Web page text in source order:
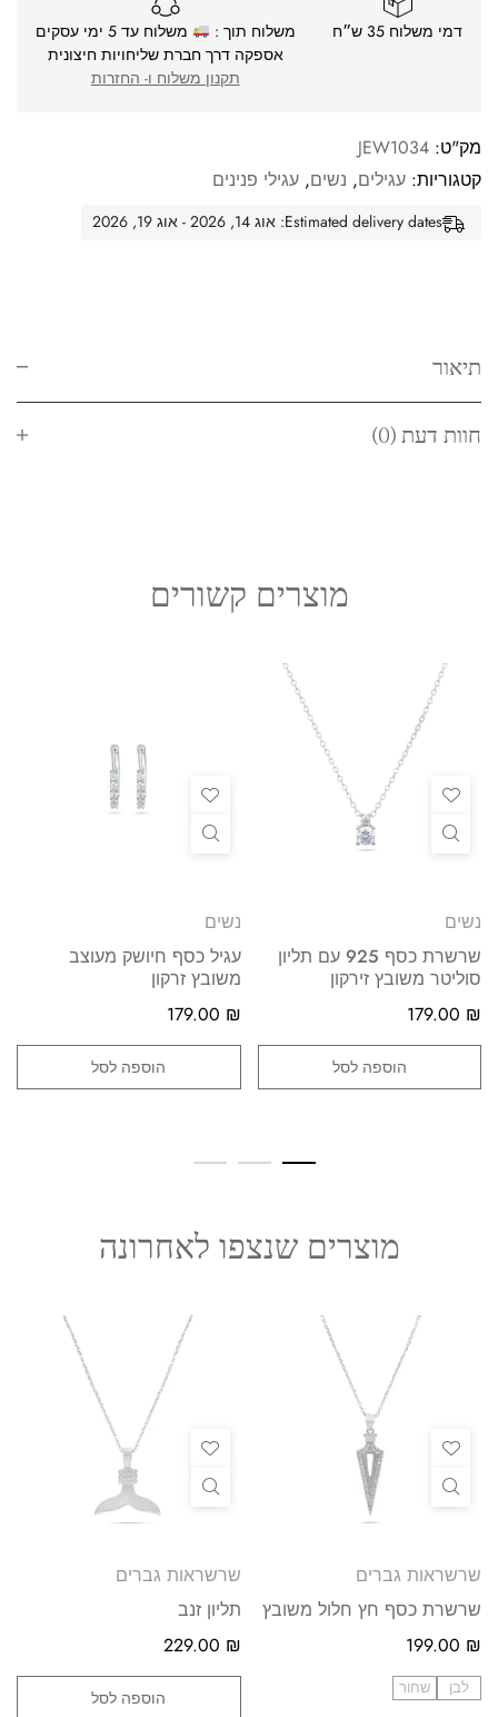
דמי משלוח 35 ש״ח משלוח תוך :
משלוח עד 5 ימי עסקים
אספקה דרך חברת שליחויות חיצונית
תקנון משלוח ו- החזרות
מק"ט: JEW1034
קטגוריות: עגילים, נשים, עגילי פנינים
Estimated delivery dates: אוג 14, 2026 - אוג 19, 2026
תיאור
חוות דעת (0)
מוצרים קשורים
נשים
שרשרת כסף 925 עם תליון
סוליטר משובץ זירקון
179.00 ₪
הוספה לסל
נשים
עגיל כסף חיושק מעוצב
משובץ זרקון
179.00 ₪
הוספה לסל
מוצרים שנצפו לאחרונה
שרשראות גברים
שרשרת כסף חץ חלול משובץ
199.00 ₪
לבן שחור
שרשראות גברים
תליון זנב
229.00 ₪
הוספה לסל